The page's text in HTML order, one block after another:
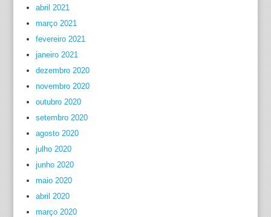
abril 2021
março 2021
fevereiro 2021
janeiro 2021
dezembro 2020
novembro 2020
outubro 2020
setembro 2020
agosto 2020
julho 2020
junho 2020
maio 2020
abril 2020
março 2020